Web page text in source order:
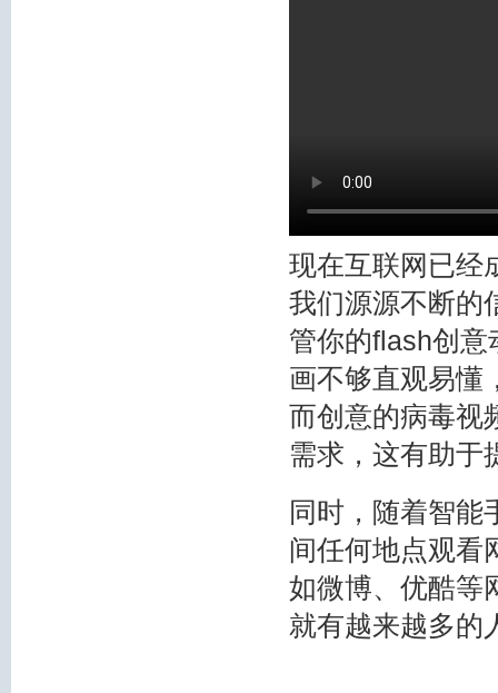
现在互联网已经
我们源源不断的
管你的flash创意
画不够直观易懂
而创意的病毒视
需求，这有助于
同时，随着智能
间任何地点观看
如微博、优酷等
就有越来越多的